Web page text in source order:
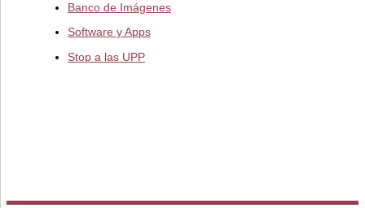
Banco de Imágenes
Software y Apps
Stop a las UPP